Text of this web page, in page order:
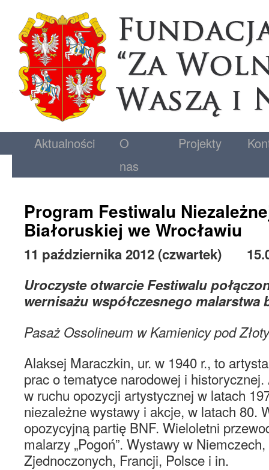
Aktualności
O
nas
Projekty
Program Festiwalu
Białoruskiej we Wrocławiu
11 października 2012 (czwartek)
Uroczyste otwarcie Festiwalu
wernisażu współczesnego malarstwa
Pasaż Ossolineum w Kamienicy pod
Alaksej Maraczkin, ur. w 1940 r., to
prac o tematyce narodowej i
w ruchu opozycji artystycznej w latach
niezależne wystawy i akcje, w latach 80.
opozycyjną partię BNF. Wieloletni
malarzy „Pogoń”. Wystawy w
Zjednoczonych, Francji, Polsce i in.